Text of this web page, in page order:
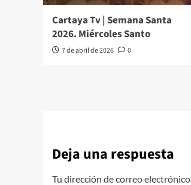
Cartaya Tv | Semana Santa
2026. Miércoles Santo
7 de abril de 2026 0
Deja una respuesta
Tu dirección de correo